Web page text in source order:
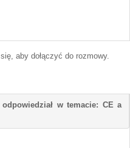
się, aby dołączyć do rozmowy.